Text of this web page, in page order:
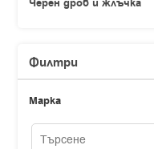
Черен дроб и жлъчка
Филтри
Марка